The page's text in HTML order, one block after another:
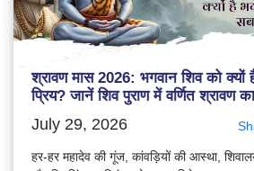
श्रावण मास 2026: भगवान शिव को क्यों
प्रिय? जानें शिव पुराण में वर्णित श्रावण
July 29, 2026
हर-हर महादेव की गूंज, कांवड़ियों की आस्था,